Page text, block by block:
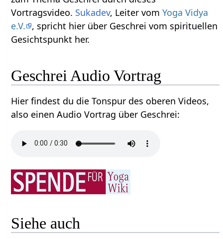
Vortragsvideo. Sukadev, Leiter vomYoga Vidya
e.V.
, spricht hier über Geschrei‏‎ vom spirituellen
Gesichtspunkt her.
Geschrei‏‎ Audio Vortrag
Hier findest du die Tonspur des oberen Videos,
also einen Audio Vortrag über Geschrei‏‎:
Siehe auch